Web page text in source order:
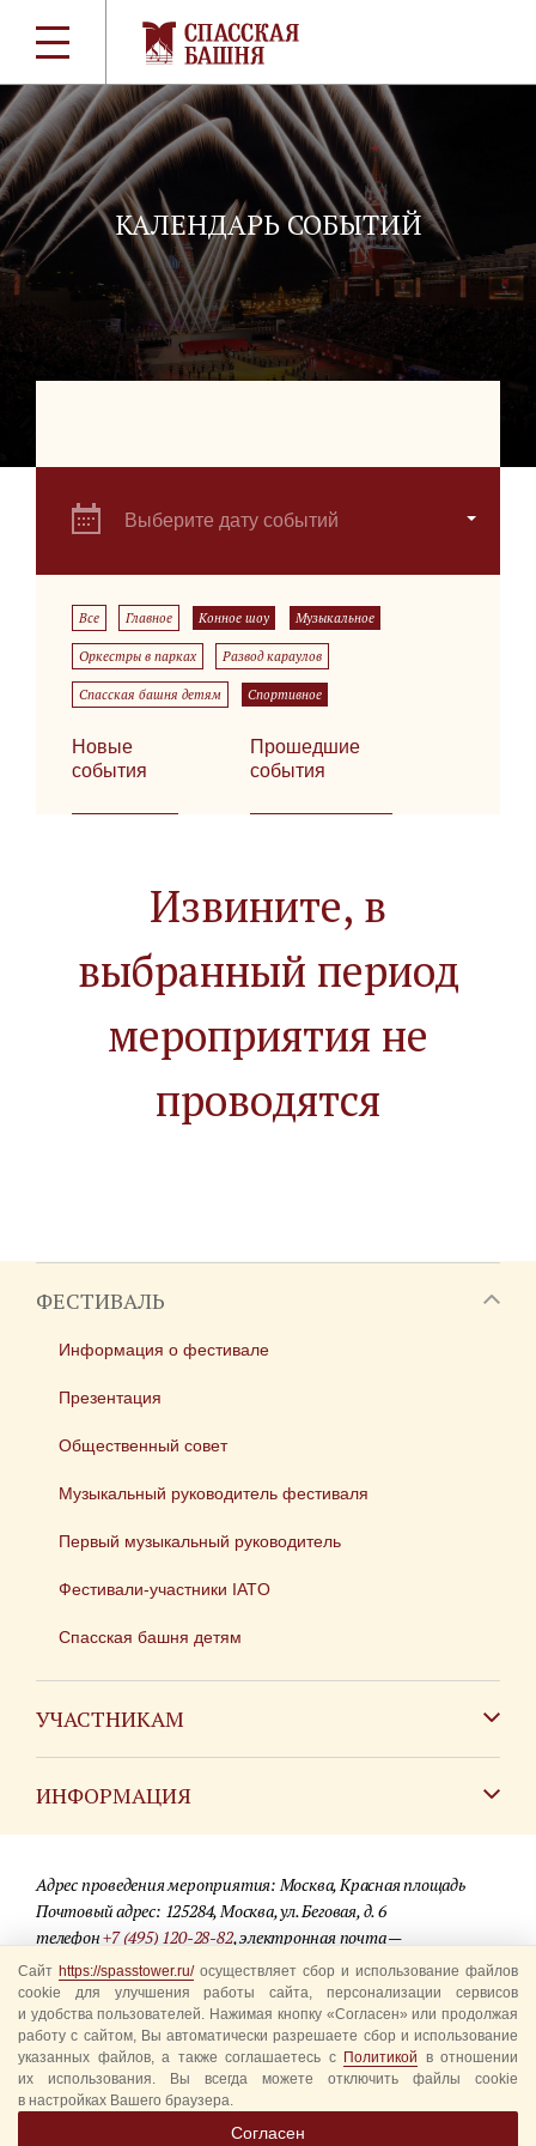
КАЛЕНДАРЬ СОБЫТИЙ
Выберите дату событий
Все Главное Конное шоу Музыкальное
Оркестры в парках Развод караулов
Спасская башня детям Спортивное
Новые
события
Прошедшие
события
Извините, в
выбранный период
мероприятия не
проводятся
ФЕСТИВАЛЬ
Информация о фестивале
Презентация
Общественный совет
Музыкальный руководитель фестиваля
Первый музыкальный руководитель
Фестивали-участники IATO
Спасская башня детям
УЧАСТНИКАМ
ИНФОРМАЦИЯ
Для СМИ
Где купить билеты
Акции
Вопрос-ответ
Правила посещения
Уполномоченные представители
Адрес проведения мероприятия: Москва, Красная площадь
Почтовый адрес: 125284, Москва, ул. Беговая, д. 6
телефон+7 (495) 120-28-82, электронная почта —
info@spasstower.ru
© 2009-2025 Официальный сайт фестиваля «Спасская башня»
Разработка сайта —студия «Сибирикс»
Сайт https://spasstower.ru/осуществляет сбор и использование файлов
cookie для улучшения работы сайта, персонализации сервисов
и удобства пользователей. Нажимая кнопку «Согласен» или продолжая
работу с сайтом, Вы автоматически разрешаете сбор и использование
указанных файлов, а также соглашаетесь с Политикой в отношении
их использования. Вы всегда можете отключить файлы cookie
в настройках Вашего браузера.
Согласен